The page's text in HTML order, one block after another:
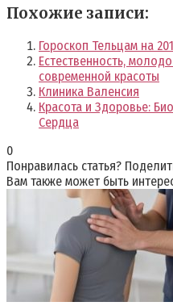
Похожие записи:
Гороскоп Тельцам на
Естественность,
современной красоты
Клиника Валенсия
Красота и Здоровье:
Сердца
0
Понравилась статья?
Вам также может быть